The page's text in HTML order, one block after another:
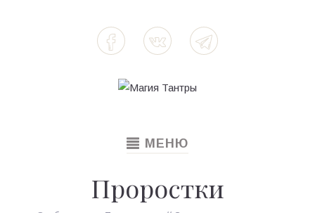
TOGGLE
МЕНЮ
Проростки